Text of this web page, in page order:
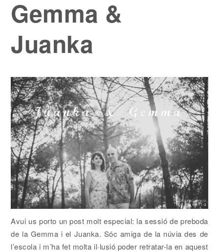
Gemma &
Juanka
Avui us porto un post molt especial: la sessió de preboda
de la Gemma i el Juanka. Sóc amiga de la núvia des de
l’escola i m’ha fet molta il·lusió poder retratar-la en aquest